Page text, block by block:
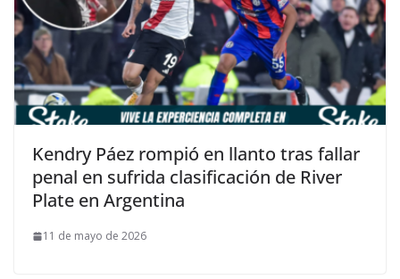
Kendry Páez rompió en llanto tras fallar
penal en sufrida clasificación de River
Plate en Argentina
11 de mayo de 2026